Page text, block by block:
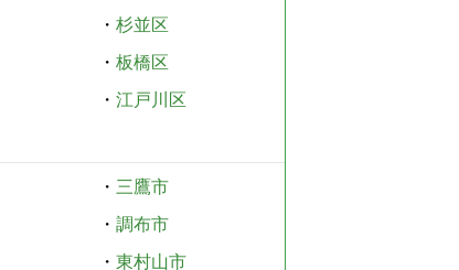
・ 杉並区
・ 板橋区
・ 江戸川区
・ 三鷹市
・ 調布市
・ 東村山市